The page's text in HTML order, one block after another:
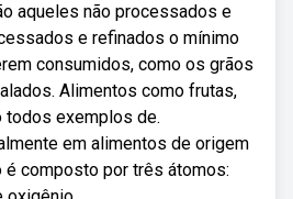
aqueles não processados e
e refinados o mínimo
consumidos, como os grãos
Alimentos como frutas,
todos exemplos de.
em alimentos de origem
é composto por três átomos: